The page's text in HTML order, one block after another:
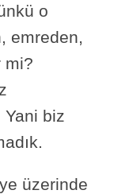
o
emreden,
mi?
Yani biz
üzerinde